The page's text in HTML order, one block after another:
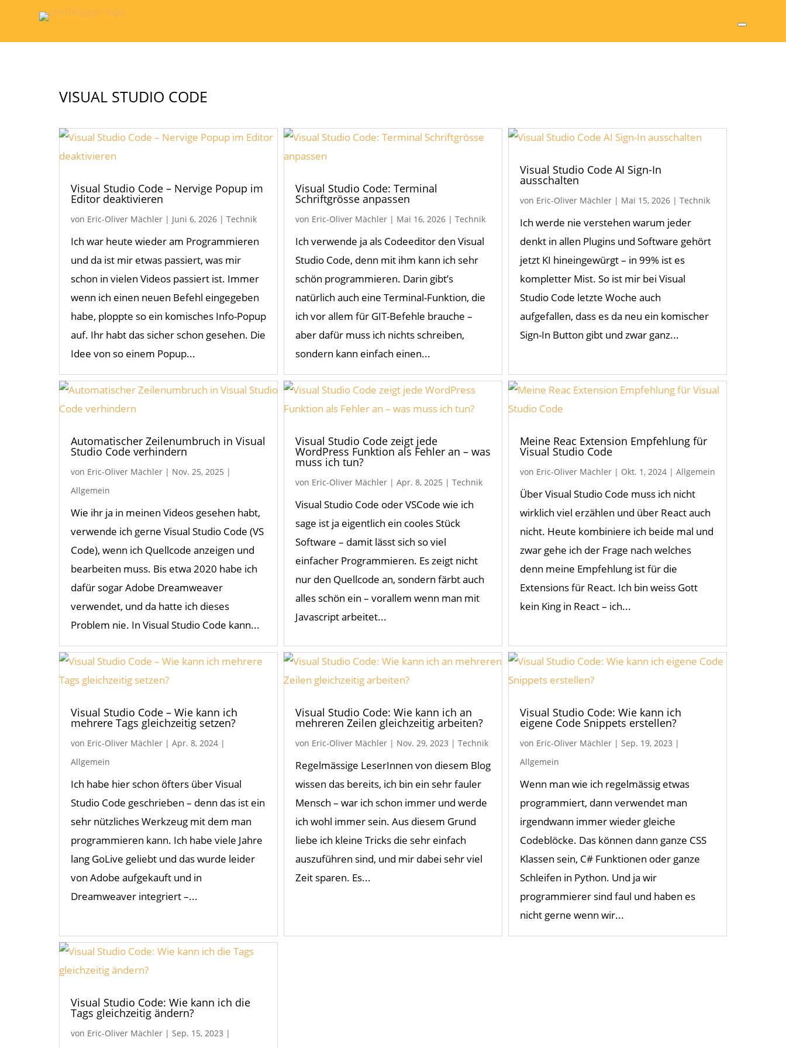
VISUAL STUDIO CODE
Visual Studio Code – Nervige Popup im
Editor deaktivieren
von Eric-Oliver Mächler| Juni 6, 2026| Technik
Ich war heute wieder am Programmieren
und da ist mir etwas passiert, was mir
schon in vielen Videos passiert ist. Immer
wenn ich einen neuen Befehl eingegeben
habe, ploppte so ein komisches Info-Popup
auf. Ihr habt das sicher schon gesehen. Die
Idee von so einem Popup...
Visual Studio Code: Terminal
Schriftgrösse anpassen
von Eric-Oliver Mächler| Mai 16, 2026| Technik
Ich verwende ja als Codeeditor den Visual
Studio Code, denn mit ihm kann ich sehr
schön programmieren. Darin gibt’s
natürlich auch eine Terminal-Funktion, die
ich vor allem für GIT-Befehle brauche –
aber dafür muss ich nichts schreiben,
sondern kann einfach einen...
Visual Studio Code AI Sign-In
ausschalten
von Eric-Oliver Mächler | Mai 15, 2026 |Technik
Ich werde nie verstehen warum jeder
denkt in allen Plugins und Software gehört
jetzt KI hineingewürgt – in 99% ist es
kompletter Mist. So ist mir bei Visual
Studio Code letzte Woche auch
aufgefallen, dass es da neu ein komischer
Sign-In Button gibt und zwar ganz...
Automatischer Zeilenumbruch in Visual
Studio Code verhindern
von Eric-Oliver Mächler| Nov. 25, 2025 |
Allgemein
Wie ihr ja in meinen Videos gesehen habt,
verwende ich gerne Visual Studio Code (VS
Code), wenn ich Quellcode anzeigen und
bearbeiten muss. Bis etwa 2020 habe ich
dafür sogar Adobe Dreamweaver
verwendet, und da hatte ich dieses
Problem nie. In Visual Studio Code kann...
Visual Studio Code zeigt jede
WordPress Funktion als Fehler an – was
muss ich tun?
von Eric-Oliver Mächler| Apr. 8, 2025 | Technik
Visual Studio Code oder VSCode wie ich
sage ist ja eigentlich ein cooles Stück
Software – damit lässt sich so viel
einfacher Programmieren. Es zeigt nicht
nur den Quellcode an, sondern färbt auch
alles schön ein – vorallem wenn man mit
Javascript arbeitet...
Meine Reac Extension Empfehlung für
Visual Studio Code
von Eric-Oliver Mächler | Okt. 1, 2024 |Allgemein
Über Visual Studio Code muss ich nicht
wirklich viel erzählen und über React auch
nicht. Heute kombiniere ich beide mal und
zwar gehe ich der Frage nach welches
denn meine Empfehlung ist für die
Extensions für React. Ich bin weiss Gott
kein King in React – ich...
Visual Studio Code – Wie kann ich
mehrere Tags gleichzeitig setzen?
von Eric-Oliver Mächler| Apr. 8, 2024|
Allgemein
Ich habe hier schon öfters über Visual
Studio Code geschrieben – denn das ist ein
sehr nützliches Werkzeug mit dem man
programmieren kann. Ich habe viele Jahre
lang GoLive geliebt und das wurde leider
von Adobe aufgekauft und in
Dreamweaver integriert –...
Visual Studio Code: Wie kann ich an
mehreren Zeilen gleichzeitig arbeiten?
von Eric-Oliver Mächler| Nov. 29, 2023 | Technik
Regelmässige LeserInnen von diesem Blog
wissen das bereits, ich bin ein sehr fauler
Mensch – war ich schon immer und werde
ich wohl immer sein. Aus diesem Grund
liebe ich kleine Tricks die sehr einfach
auszuführen sind, und mir dabei sehr viel
Zeit sparen. Es...
Visual Studio Code: Wie kann ich
eigene Code Snippets erstellen?
von Eric-Oliver Mächler |Sep. 19, 2023 |
Allgemein
Wenn man wie ich regelmässig etwas
programmiert, dann verwendet man
irgendwann immer wieder gleiche
Codeblöcke. Das können dann ganze CSS
Klassen sein, C# Funktionen oder ganze
Schleifen in Python. Und ja wir
programmierer sind faul und haben es
nicht gerne wenn wir...
Visual Studio Code: Wie kann ich die
Tags gleichzeitig ändern?
von Eric-Oliver Mächler| Sep. 15, 2023 |